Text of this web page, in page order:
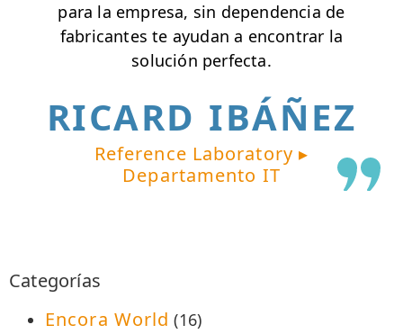
para la empresa, sin dependencia de
fabricantes te ayudan a encontrar la
solución perfecta.
RICARD IBÁÑEZ
Reference Laboratory ▸
Departamento IT
Categorías
Encora World (16)